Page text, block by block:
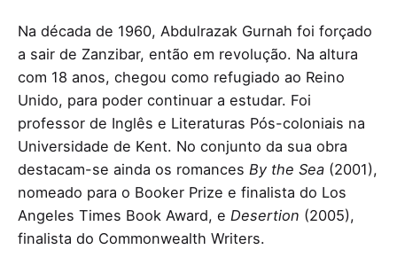
Na década de 1960, Abdulrazak Gurnah foi forçado
a sair de Zanzibar, então em revolução. Na altura
com 18 anos, chegou como refugiado ao Reino
Unido, para poder continuar a estudar. Foi
professor de Inglês e Literaturas Pós-coloniais na
Universidade de Kent. No conjunto da sua obra
destacam-se ainda os romances By the Sea (2001),
nomeado para o Booker Prize e finalista do Los
Angeles Times Book Award, e Desertion (2005),
finalista do Commonwealth Writers.